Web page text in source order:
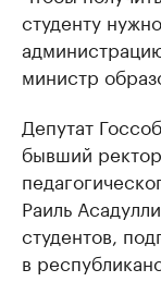
студенту
министр
Депутат
бывший
Раиль
студентов,
в